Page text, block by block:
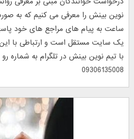
ساعت به پیام های مراجع های خود
یک سایت مستقل است و ارتباطی با این
با تیم نوین بینش در تلگرام به شماره رو
09306135008